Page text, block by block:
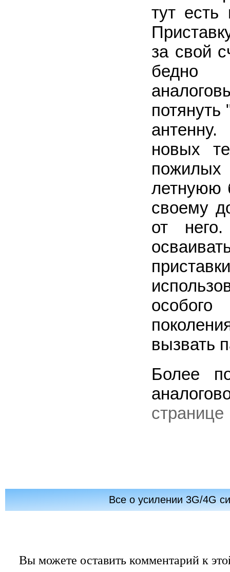
тут есть
за свой
бедно
новых
летнуюю
своему
от
вызвать
Более
странице
Все о усилении 3G/4G
Вы можете оставить комментарий к